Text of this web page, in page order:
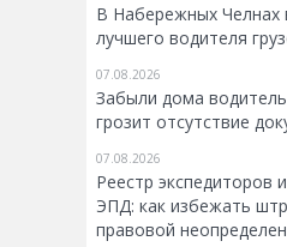
В Набережных Челнах
лучшего водителя
07.08.2026
Забыли дома
грозит отсутствие
07.08.2026
Реестр экспедиторов
ЭПД: как избежать
правовой